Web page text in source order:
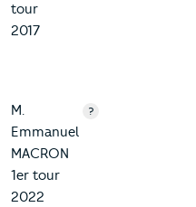
tour
2017
M.
Emmanuel
MACRON
1er tour
2022
?